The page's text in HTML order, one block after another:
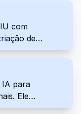
rápidas. O
entre
com
de
de
design.
IA para
Ele
ferramentas